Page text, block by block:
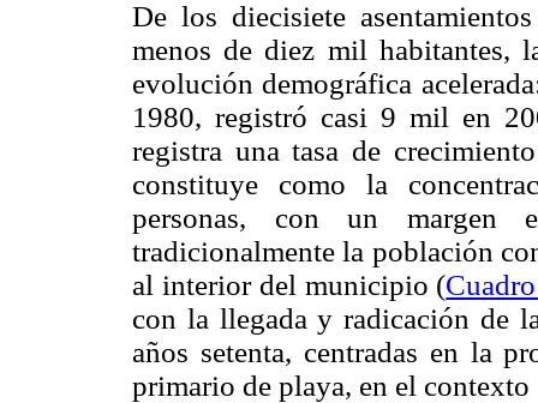
De los diecisiete
menos de diez mil habitantes,
evolución demográfica
1980, registró casi 9 mil en
registra una tasa de
constituye como la
personas, con un margen
tradicionalmente la población
al interior del municipio (
con la llegada y radicación de
años setenta, centradas en la
primario de playa, en el